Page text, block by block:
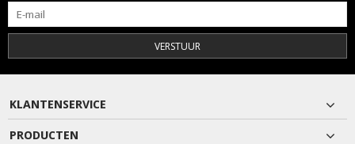
VERSTUUR
KLANTENSERVICE
PRODUCTEN